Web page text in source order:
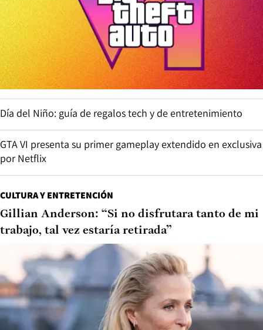
Día del Niño: guía de regalos tech y de entretenimiento
GTA VI presenta su primer gameplay extendido en exclusiva
por Netflix
CULTURA Y ENTRETENCIÓN
Gillian Anderson: “Si no disfrutara tanto de mi
trabajo, tal vez estaría retirada”